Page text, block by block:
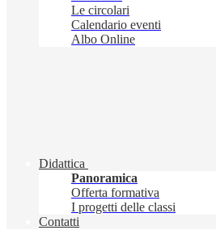
Le circolari
Calendario eventi
Albo Online
Didattica
Panoramica
Offerta formativa
I progetti delle classi
Contatti